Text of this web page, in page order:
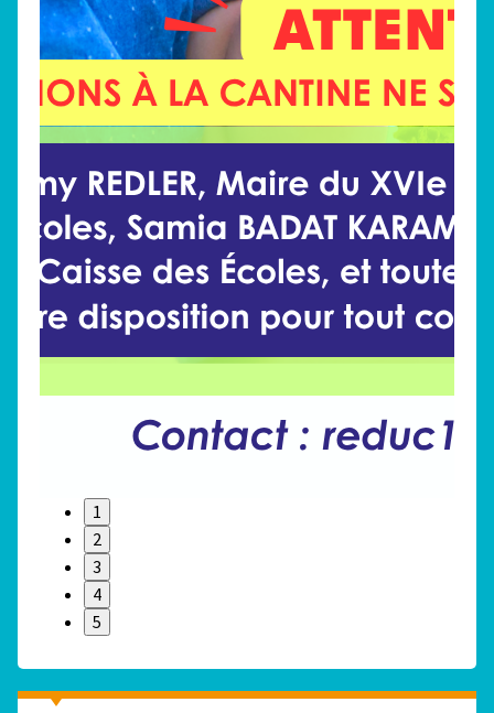
1
2
3
4
5